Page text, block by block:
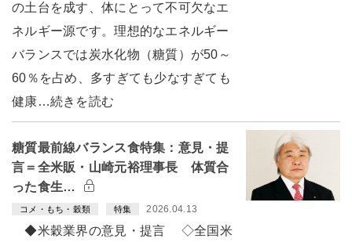
の土台を成す、体にとって不可欠なエ
ネルギー源です。理想的なエネルギー
バランスでは炭水化物（糖質）が50～
60％を占め、多すぎても少なすぎても
健康…続きを読む
糖質最前線バランス食特集：意見・提
言＝全米販・山崎元裕理事長 体質合
った食生…
コメ・もち・穀類 特集 2026.04.13
◆米穀業界の意見・提言 ◇全国米